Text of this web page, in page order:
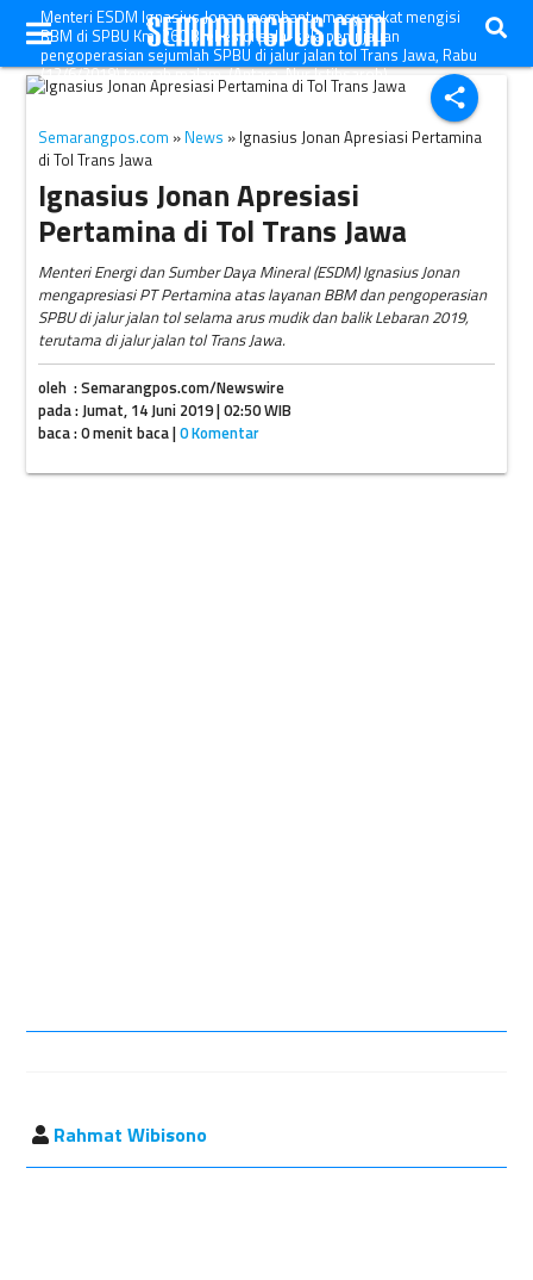
share
Menteri ESDM Ignasius Jonan membantu masyarakat mengisi
BBM di SPBU Km. 260 Brebes di sela-sela peninjauan
pengoperasian sejumlah SPBU di jalur jalan tol Trans Jawa, Rabu
(12/6/2019) tengah malam. (Antara-Nur Istibsaroh)
Semarangpos.com » News » Ignasius Jonan Apresiasi Pertamina
di Tol Trans Jawa
Ignasius Jonan Apresiasi
Pertamina di Tol Trans Jawa
Menteri Energi dan Sumber Daya Mineral (ESDM) Ignasius Jonan
mengapresiasi PT Pertamina atas layanan BBM dan pengoperasian
SPBU di jalur jalan tol selama arus mudik dan balik Lebaran 2019,
terutama di jalur jalan tol Trans Jawa.
oleh : Semarangpos.com/Newswire
pada : Jumat, 14 Juni 2019 | 02:50 WIB
baca : 0 menit baca |0 Komentar
Rahmat Wibisono